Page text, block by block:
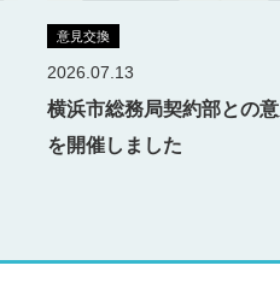
意見交換
2026.07.13
横浜市総務局契約部との
を開催しました